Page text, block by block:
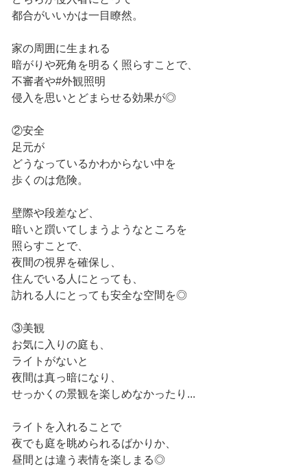
都合がいいかは一目瞭然。
家の周囲に生まれる
暗がりや死角を明るく照らすことで、
不審者や#外観照明
侵入を思いとどまらせる効果が◎
②安全
足元が
どうなっているかわからない中を
歩くのは危険。
壁際や段差など、
暗いと躓いてしまうようなところを
照らすことで、
夜間の視界を確保し、
住んでいる人にとっても、
訪れる人にとっても安全な空間を◎
③美観
お気に入りの庭も、
ライトがないと
夜間は真っ暗になり、
せっかくの景観を楽しめなかったり...
ライトを入れることで
夜でも庭を眺められるばかりか、
昼間とは違う表情を楽しまる◎